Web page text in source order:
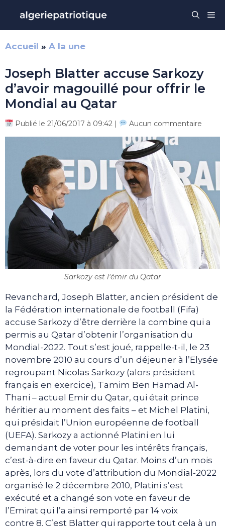
contenu
Accueil » A la une
Joseph Blatter accuse Sarkozy
d’avoir magouillé pour offrir le
Mondial au Qatar
Publié le 21/06/2017 à 09:42 | Aucun commentaire
Sarkozy est l'émir du Qatar
Revanchard, Joseph Blatter, ancien président de
la Fédération internationale de football (Fifa)
accuse Sarkozy d’être derrière la combine qui a
permis au Qatar d’obtenir l’organisation du
Mondial-2022. Tout s’est joué, rappelle-t-il, le 23
novembre 2010 au cours d’un déjeuner à l’Elysée
regroupant Nicolas Sarkozy (alors président
français en exercice), Tamim Ben Hamad Al-
Thani – actuel Emir du Qatar, qui était prince
héritier au moment des faits – et Michel Platini,
qui présidait l’Union européenne de football
(UEFA). Sarkozy a actionné Platini en lui
demandant de voter pour les intérêts français,
c’est-à-dire en faveur du Qatar. Moins d’un mois
après, lors du vote d’attribution du Mondial-2022
organisé le 2 décembre 2010, Platini s’est
exécuté et a changé son vote en faveur de
l’Emirat qui l’a ainsi remporté par 14 voix
contre 8. C’est Blatter qui rapporte tout cela à un